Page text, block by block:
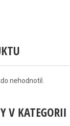
nehodnotil.
V KATEGORII